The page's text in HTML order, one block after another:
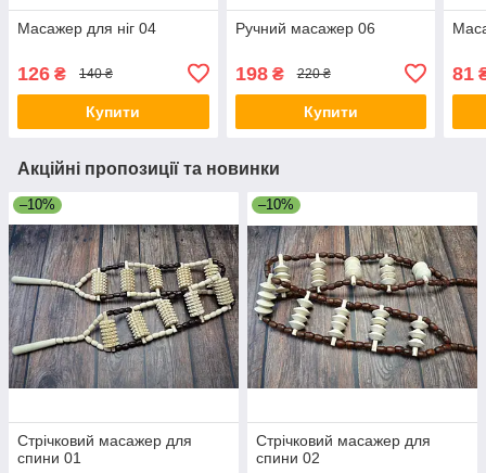
Масажер для ніг 04
126 ₴ 140 ₴
Купити
Ручний масажер 06
198₴ 220 ₴
Купити
81
Акційні пропозиції та новинки
–10%
Стрічковий масажер для
спини 01
–10%
Стрічковий масажер для
спини 02